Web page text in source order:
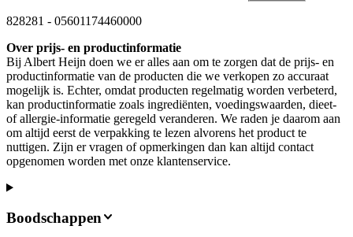
828281 - 05601174460000
Over prijs- en productinformatie
Bij Albert Heijn doen we er alles aan om te zorgen dat de prijs- en
productinformatie van de producten die we verkopen zo accuraat
mogelijk is. Echter, omdat producten regelmatig worden verbeterd,
kan productinformatie zoals ingrediënten, voedingswaarden, dieet-
of allergie-informatie geregeld veranderen. We raden je daarom aan
om altijd eerst de verpakking te lezen alvorens het product te
nuttigen. Zijn er vragen of opmerkingen dan kan altijd contact
opgenomen worden met onze klantenservice.
Boodschappen